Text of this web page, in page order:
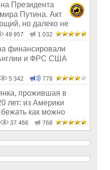
Президента
Путина. Акт
но далеко не
49 957 1 032
финансировали
и ФРС США
5 342 778
прожившая в
лет: из Америки
как можно
37 466 768